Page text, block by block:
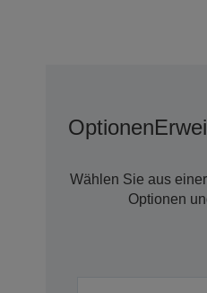
Optionen
Wählen Sie aus
Optionen